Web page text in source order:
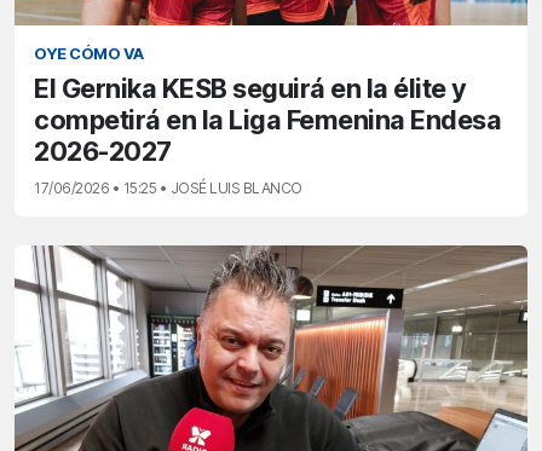
OYE CÓMO VA
El Gernika KESB seguirá en la élite y
competirá en la Liga Femenina Endesa
2026-2027
17/06/2026 • 15:25 • JOSÉ LUIS BLANCO